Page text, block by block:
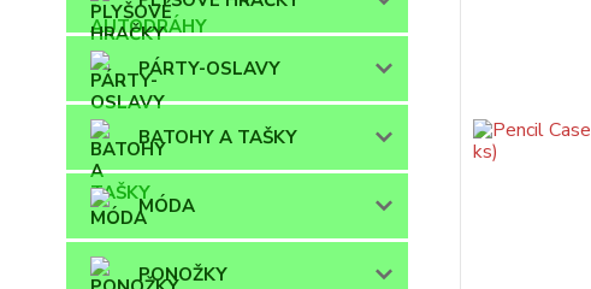
PÁRTY-OSLAVY
BATOHY A TAŠKY
MÓDA
PONOŽKY